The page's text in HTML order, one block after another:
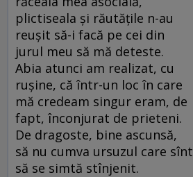
plictiseala şi răutăţile n-au
reuşit să-i facă pe cei din
jurul meu să mă deteste.
Abia atunci am realizat, cu
ruşine, că într-un loc în care
mă credeam singur eram, de
fapt, înconjurat de prieteni.
De dragoste, bine ascunsă,
să nu cumva ursuzul care sînt
să se simtă stînjenit.